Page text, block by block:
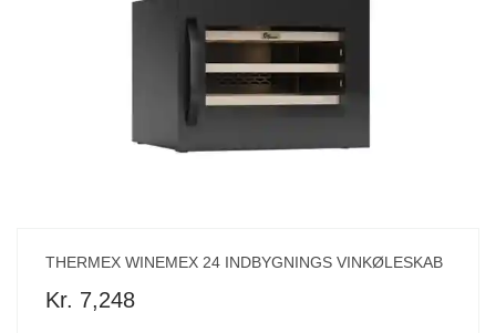
THERMEX WINEMEX 24 INDBYGNINGS VINKØLESKAB
Kr. 7,248